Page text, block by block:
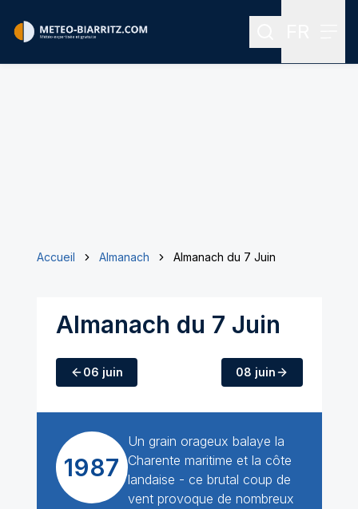
Rechercher
Accueil Almanach Almanach du 7 Juin
Almanach du 7 Juin
06 juin 08 juin
1987
Un grain orageux balaye la
Charente maritime et la côte
landaise - ce brutal coup de
vent provoque de nombreux